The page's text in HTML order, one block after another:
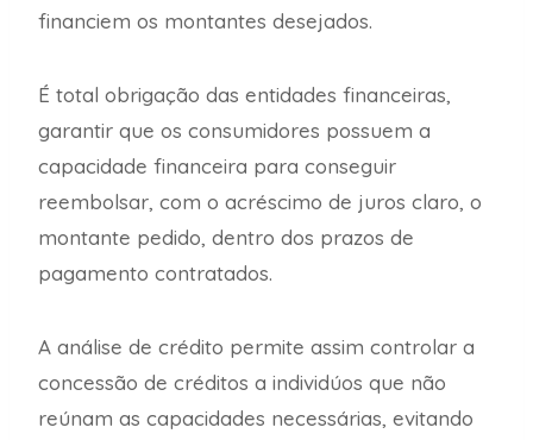
financiem os montantes desejados.
É total obrigação das entidades financeiras,
garantir que os consumidores possuem a
capacidade financeira para conseguir
reembolsar, com o acréscimo de juros claro, o
montante pedido, dentro dos prazos de
pagamento contratados.
A análise de crédito permite assim controlar a
concessão de créditos a individúos que não
reúnam as capacidades necessárias, evitando